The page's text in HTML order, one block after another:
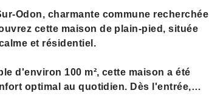
Odon, charmante commune recherchée
cette maison de plain-pied, située
et résidentiel.
d'environ 100 m², cette maison a été
optimal au quotidien. Dès l'entrée,